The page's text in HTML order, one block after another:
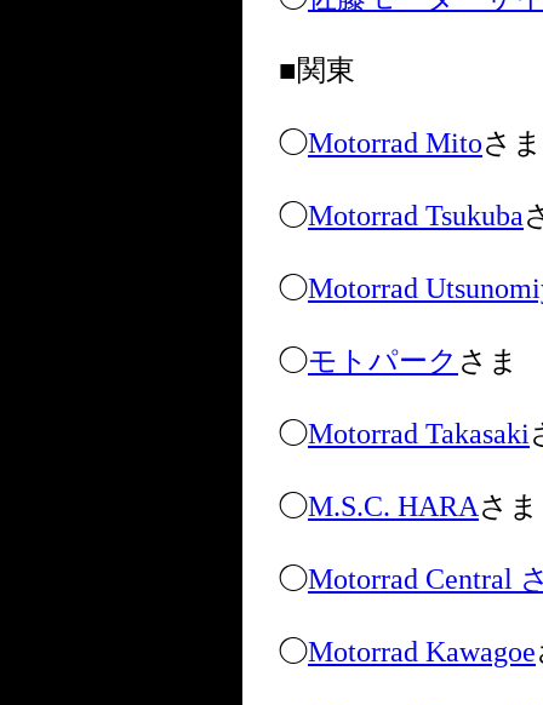
■関東
◯Motorrad Mitoさま
◯Motorrad Tsukuba
◯Motorrad
◯モトパーク さま
◯Motorrad Takasaki
◯M.S.C. HARAさま
◯Motorrad Central
◯Motorrad Kawagoe